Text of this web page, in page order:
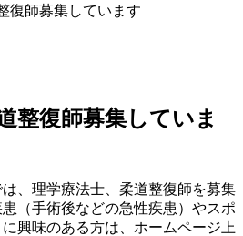
復師募集しています
整復師募集していま
、理学療法士、柔道整復師を募集
（手術後などの急性疾患）やスポ
興味のある方は、ホームページ上